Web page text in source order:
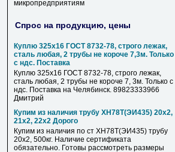
микропредприятиям
Спрос на продукцию, цены
Куплю 325х16 ГОСТ 8732-78, строго лежак,
сталь любая, 2 трубы не короче 7,3м. Только
с ндс. Поставка
Куплю 325х16 ГОСТ 8732-78, строго лежак,
сталь любая, 2 трубы не короче 7, 3м. Только с
ндс. Поставка на Челябинск. 89823333966
Дмитрий
Купим из наличия трубу ХН78Т(ЭИ435) 20х2,
21х2, 22х2 Дорого
Купим из наличия по ст ХН78Т(ЭИ435) трубу
20х2, 500кг. Наличие сертификата
обязательно. Готовы рассмотреть размеры